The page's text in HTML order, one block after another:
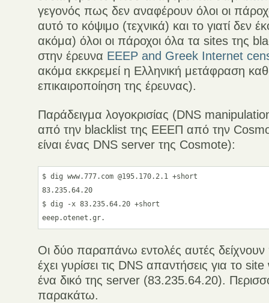
γεγονός πως δεν αναφέρουν όλοι οι
αυτό το κόψιμο (τεχνικά) και το γιατί δεν
ακόμα) όλοι οι πάροχοι όλα τα sites της
στην έρευνα EEEP and Greek Internet
ακόμα εκκρεμεί η Ελληνική μετάφραση
επικαιροποίηση της έρευνας).
Παράδειγμα λογοκρισίας (DNS
από την blacklist της ΕΕΕΠ από την
είναι ένας DNS server της Cosmote):
$ dig www.777.com @195.170.2.1 +short
83.235.64.20
$ dig -x 83.235.64.20 +short
Οι δύο παραπάνω εντολές αυτές
έχει γυρίσει τις DNS απαντήσεις για το
ένα δικό της server (83.235.64.20).
παρακάτω.